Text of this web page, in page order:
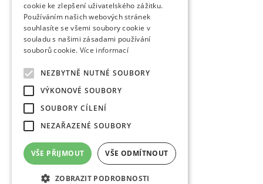
cookie ke zlepšení uživatelského zážitku.
Používáním našich webových stránek
souhlasíte se všemi soubory cookie v
souladu s našimi zásadami používání
souborů cookie. Více informací
NEZBYTNĚ NUTNÉ SOUBORY
VÝKONOVÉ SOUBORY
SOUBORY CÍLENÍ
NEZAŘAZENÉ SOUBORY
VŠE PŘIJMOUT VŠE ODMÍTNOUT
ZOBRAZIT PODROBNOSTI